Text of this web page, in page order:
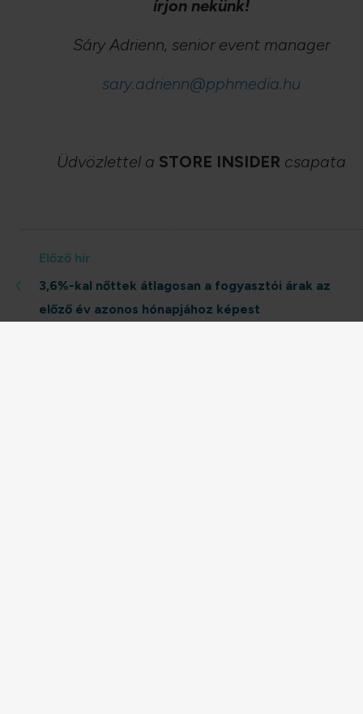
írjon nekünk!
Sáry Adrienn, senior event manager
sary.adrienn@pphmedia.hu
Üdvözlettel a STORE INSIDER csapata
‹
Előző hír
3,6%-kal nőttek átlagosan a fogyasztói árak az
előző év azonos hónapjához képest